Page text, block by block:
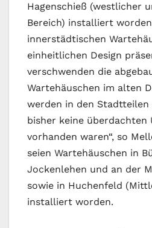
Hagenschieß (westlicher
Bereich) installiert
innerstädtischen
einheitlichen Design
verschwenden die
Wartehäuschen im alten
werden in den
bisher keine überdachten
vorhanden waren“, so
seien Wartehäuschen in
Jockenlehen und an der
sowie in Huchenfeld
installiert worden.